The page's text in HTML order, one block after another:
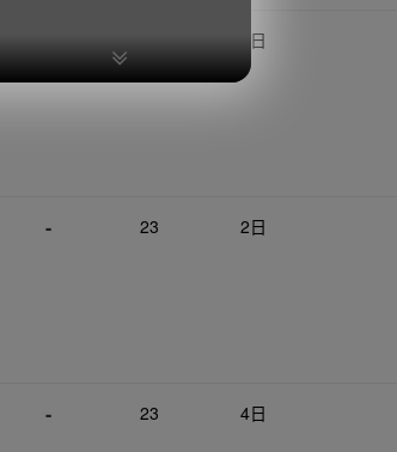
2日
- 23 2日
- 23 4日